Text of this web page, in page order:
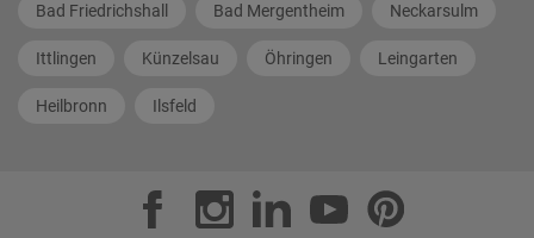
Bad Friedrichshall Bad Mergentheim Neckarsulm
Ittlingen Künzelsau Öhringen Leingarten
Heilbronn Ilsfeld